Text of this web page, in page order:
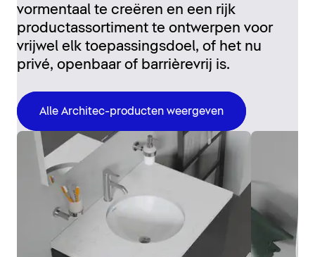
vormentaal te creëren en een rijk
productassortiment te ontwerpen voor
vrijwel elk toepassingsdoel, of het nu
privé, openbaar of barrièrevrij is.
Alle Architec-producten weergeven